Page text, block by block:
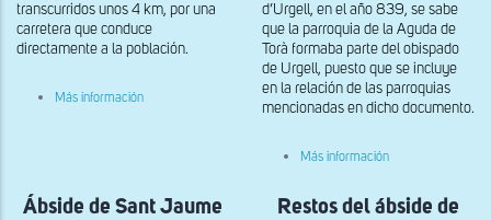
transcurridos unos 4 km, por una
carretera que conduce
directamente a la población.
Más información
d’Urgell, en el año 839, se sabe
que la parroquia de la Aguda de
Torà formaba parte del obispado
de Urgell, puesto que se incluye
en la relación de las parroquias
mencionadas en dicho documento.
Más información
de
Ábside de Sant Jaume
Restos del ábside de